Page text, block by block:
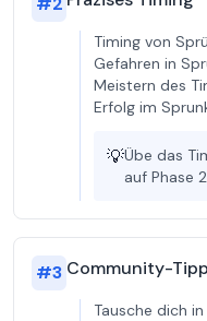
Timing von
Gefahren in
Meistern des
Erfolg im
💡Übe das
auf Phase
#3 Community-
Tausche dich